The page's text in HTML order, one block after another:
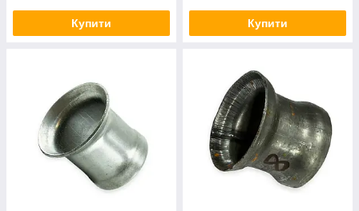
Купити Купити